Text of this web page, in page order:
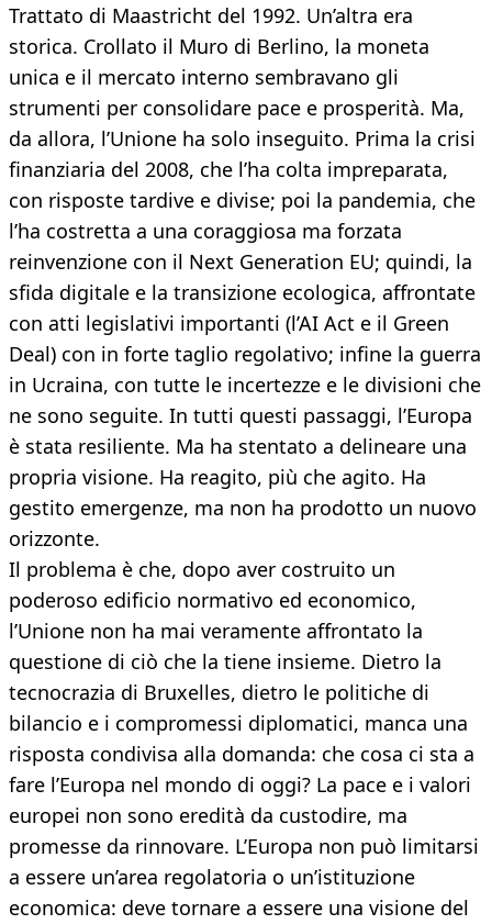
Trattato di Maastricht del 1992. Un’altra era
storica. Crollato il Muro di Berlino, la moneta
unica e il mercato interno sembravano gli
strumenti per consolidare pace e prosperità. Ma,
da allora, l’Unione ha solo inseguito. Prima la crisi
finanziaria del 2008, che l’ha colta impreparata,
con risposte tardive e divise; poi la pandemia, che
l’ha costretta a una coraggiosa ma forzata
reinvenzione con il Next Generation EU; quindi, la
sfida digitale e la transizione ecologica, affrontate
con atti legislativi importanti (l’AI Act e il Green
Deal) con in forte taglio regolativo; infine la guerra
in Ucraina, con tutte le incertezze e le divisioni che
ne sono seguite. In tutti questi passaggi, l’Europa
è stata resiliente. Ma ha stentato a delineare una
propria visione. Ha reagito, più che agito. Ha
gestito emergenze, ma non ha prodotto un nuovo
orizzonte.
Il problema è che, dopo aver costruito un
poderoso edificio normativo ed economico,
l’Unione non ha mai veramente affrontato la
questione di ciò che la tiene insieme. Dietro la
tecnocrazia di Bruxelles, dietro le politiche di
bilancio e i compromessi diplomatici, manca una
risposta condivisa alla domanda: che cosa ci sta a
fare l’Europa nel mondo di oggi? La pace e i valori
europei non sono eredità da custodire, ma
promesse da rinnovare. L’Europa non può limitarsi
a essere un’area regolatoria o un’istituzione
economica: deve tornare a essere una visione del